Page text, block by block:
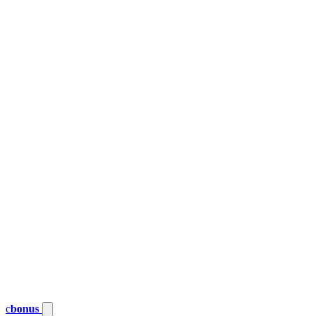
cbonus